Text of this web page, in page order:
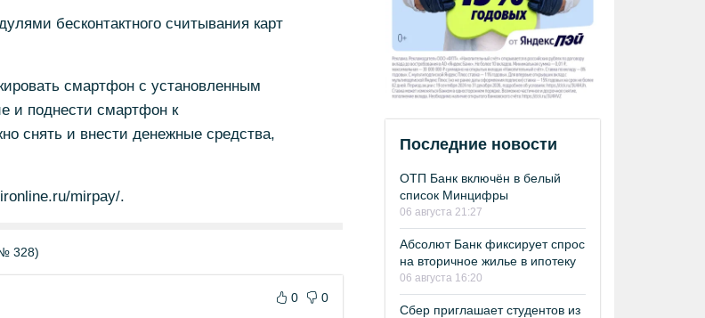
бесконтактного считывания карт
смартфон с установленным
и поднести смартфон к
снять и внести денежные средства,
mirpay/.
328)
0 0
Последние новости
ОТП Банк включён в белый
список Минцифры
06 августа 21:27
Абсолют Банк фиксирует спрос
на вторичное жилье в ипотеку
06 августа 16:20
Сбер приглашает студентов из